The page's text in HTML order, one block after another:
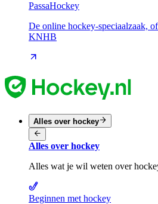
PassaHockey
De online hockey-speciaalzaak,
KNHB
Alles over hockey
Alles over hockey
Alles wat je wil weten over
Beginnen met hockey